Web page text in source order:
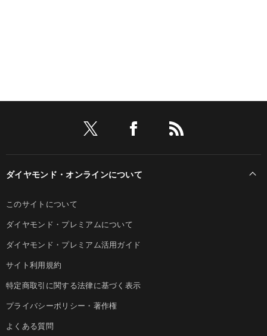
ダイヤモンド・オンラインについて
このサイトについて
ダイヤモンド・プレミアムについて
ダイヤモンド・プレミアム活用ガイド
サイト利用規約
特定商取引に関する法律に基づく表示
プライバシーポリシー・著作権
よくある質問